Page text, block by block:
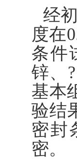
经
度在
条件
锌、
基本
验结
密封
密。